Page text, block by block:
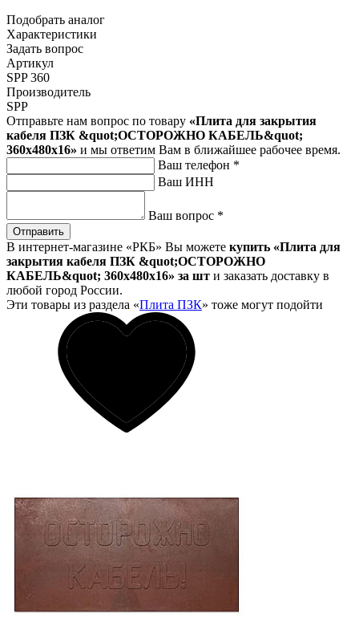
Подобрать аналог
Характеристики
Задать вопрос
Артикул
SPP 360
Производитель
SPP
Отправьте нам вопрос по товару «Плита для закрытия
кабеля ПЗК &quot;ОСТОРОЖНО КАБЕЛЬ&quot;
360х480х16» и мы ответим Вам в ближайшее рабочее время.
Ваш телефон *
Ваш ИНН
Ваш вопрос *
Отправить
В интернет-магазине «РКБ» Вы можете купить «Плита для
закрытия кабеля ПЗК &quot;ОСТОРОЖНО
КАБЕЛЬ&quot; 360х480х16» за шт и заказать доставку в
любой город России.
Эти товары из раздела «Плита ПЗК» тоже могут подойти